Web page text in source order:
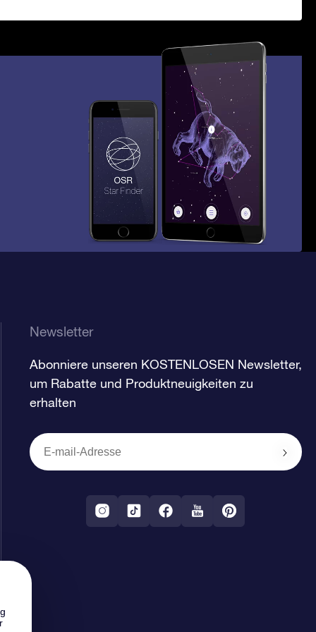
Newsletter
Abonniere unseren KOSTENLOSEN Newsletter,
um Rabatte und Produktneuigkeiten zu
erhalten